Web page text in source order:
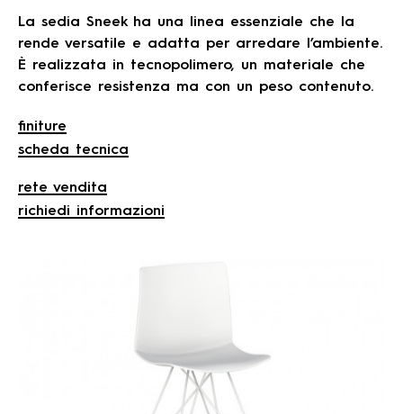
La sedia Sneek ha una linea essenziale che la
rende versatile e adatta per arredare l’ambiente.
È realizzata in tecnopolimero, un materiale che
conferisce resistenza ma con un peso contenuto.
finiture
scheda tecnica
rete vendita
richiedi informazioni